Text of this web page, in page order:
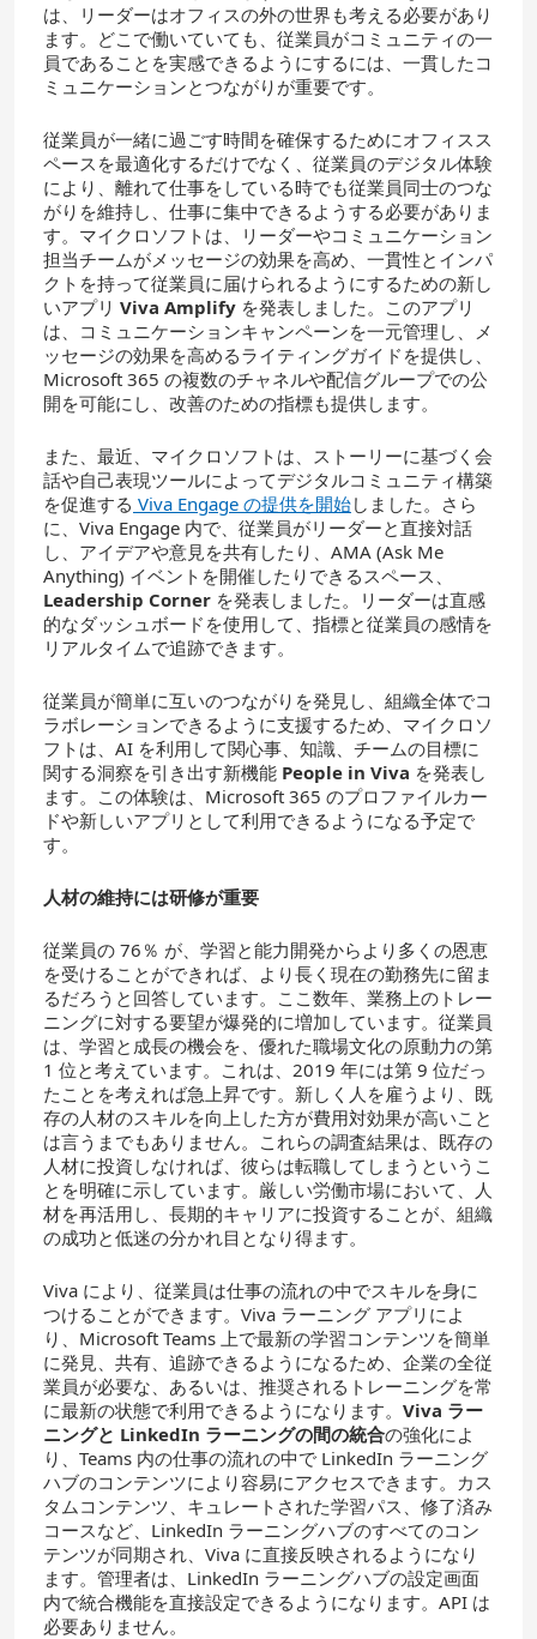
は、リーダーはオフィスの外の世界も考える必要があり
ます。どこで働いていても、従業員がコミュニティの一
員であることを実感できるようにするには、一貫したコ
ミュニケーションとつながりが重要です。
従業員が一緒に過ごす時間を確保するためにオフィスス
ペースを最適化するだけでなく、従業員のデジタル体験
により、離れて仕事をしている時でも従業員同士のつな
がりを維持し、仕事に集中できるようする必要がありま
す。マイクロソフトは、リーダーやコミュニケーション
担当チームがメッセージの効果を高め、一貫性とインパ
クトを持って従業員に届けられるようにするための新し
いアプリ Viva Amplify を発表しました。このアプリ
は、コミュニケーションキャンペーンを一元管理し、メ
ッセージの効果を高めるライティングガイドを提供し、
Microsoft 365 の複数のチャネルや配信グループでの公
開を可能にし、改善のための指標も提供します。
また、最近、マイクロソフトは、ストーリーに基づく会
話や自己表現ツールによってデジタルコミュニティ構築
を促進する Viva Engage の提供を開始しました。さら
に、Viva Engage 内で、従業員がリーダーと直接対話
し、アイデアや意見を共有したり、AMA (Ask Me
Anything) イベントを開催したりできるスペース、
Leadership Corner を発表しました。リーダーは直感
的なダッシュボードを使用して、指標と従業員の感情を
リアルタイムで追跡できます。
従業員が簡単に互いのつながりを発見し、組織全体でコ
ラボレーションできるように支援するため、マイクロソ
フトは、AI を利用して関心事、知識、チームの目標に
関する洞察を引き出す新機能 People in Viva を発表し
ます。この体験は、Microsoft 365 のプロファイルカー
ドや新しいアプリとして利用できるようになる予定で
す。
人材の維持には研修が重要
従業員の 76％ が、学習と能力開発からより多くの恩恵
を受けることができれば、より長く現在の勤務先に留ま
るだろうと回答しています。ここ数年、業務上のトレー
ニングに対する要望が爆発的に増加しています。従業員
は、学習と成長の機会を、優れた職場文化の原動力の第
1 位と考えています。これは、2019 年には第 9 位だっ
たことを考えれば急上昇です。新しく人を雇うより、既
存の人材のスキルを向上した方が費用対効果が高いこと
は言うまでもありません。これらの調査結果は、既存の
人材に投資しなければ、彼らは転職してしまうというこ
とを明確に示しています。厳しい労働市場において、人
材を再活用し、長期的キャリアに投資することが、組織
の成功と低迷の分かれ目となり得ます。
Viva により、従業員は仕事の流れの中でスキルを身に
つけることができます。Viva ラーニング アプリによ
り、Microsoft Teams 上で最新の学習コンテンツを簡単
に発見、共有、追跡できるようになるため、企業の全従
業員が必要な、あるいは、推奨されるトレーニングを常
に最新の状態で利用できるようになります。 Viva ラー
ニングと LinkedIn ラーニングの間の統合の強化によ
り、Teams 内の仕事の流れの中で LinkedIn ラーニング
ハブのコンテンツにより容易にアクセスできます。カス
タムコンテンツ、キュレートされた学習パス、修了済み
コースなど、LinkedIn ラーニングハブのすべてのコン
テンツが同期され、Viva に直接反映されるようになり
ます。管理者は、LinkedIn ラーニングハブの設定画面
内で統合機能を直接設定できるようになります。API は
必要ありません。